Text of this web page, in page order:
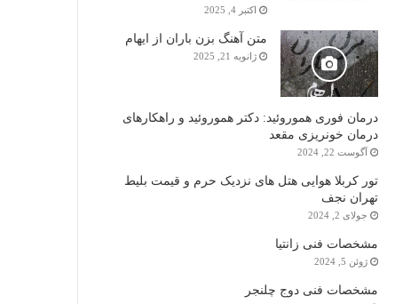
اکتبر 4, 2025
متن آهنگ بزن باران از ایهام
ژانویه 21, 2025
درمان فوری هموروئید: دکتر هموروئید و راهکارهای
درمان خونریزی مقعد
آگوست 22, 2024
تور کربلا هوایی هتل های نزدیک حرم و قیمت بلیط
تهران نجف
جولای 2, 2024
مشخصات فنی زانتیا
ژوئن 5, 2024
مشخصات فنی دوج چلنجر